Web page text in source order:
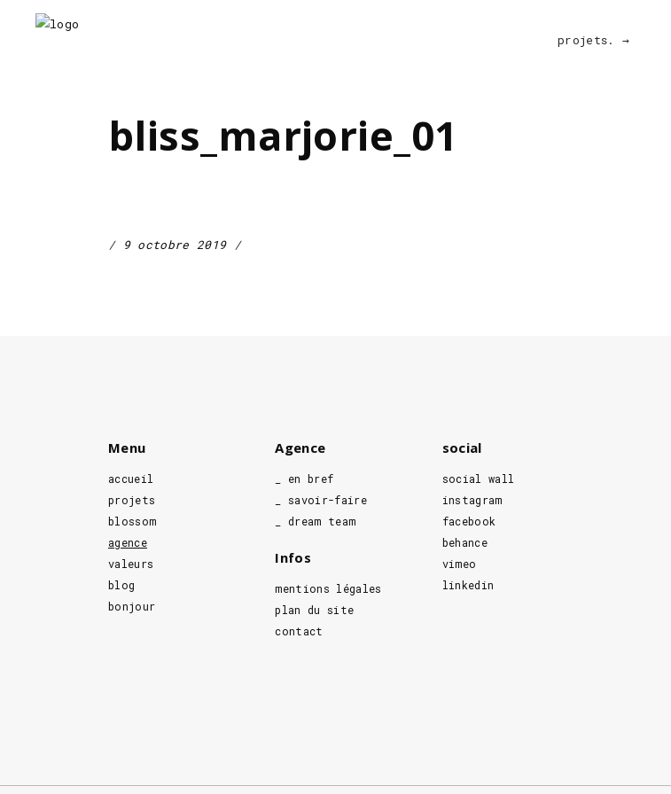
projets. →
bliss_marjorie_01
9 octobre 2019
Menu
accueil
projets
blossom
agence
valeurs
blog
bonjour
Agence
_ en bref
_ savoir-faire
_ dream team
Infos
mentions légales
plan du site
contact
social
social wall
instagram
facebook
behance
vimeo
linkedin